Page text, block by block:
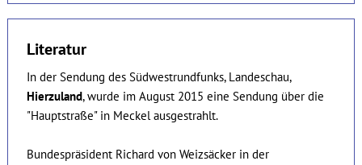
Literatur
In der Sendung des Südwestrundfunks, Landeschau,
Hierzuland, wurde im August 2015 eine Sendung über die
"Hauptstraße" in Meckel ausgestrahlt.
Bundespräsident Richard von Weizsäcker in der